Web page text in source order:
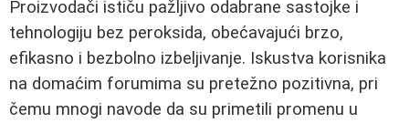
Proizvodači ističu pažljivo odabrane sastojke i
tehnologiju bez peroksida, obećavajući brzo,
efikasno i bezbolno izbeljivanje. Iskustva korisnika
na domaćim forumima su pretežno pozitivna, pri
čemu mnogi navode da su primetili promenu u